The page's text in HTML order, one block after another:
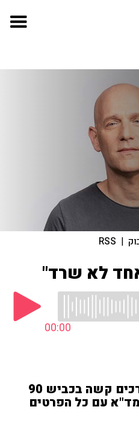
|
RSS
לא שרד"
00:00
דיווח ראשוני: תאונת דרכים קשה בכביש 90
עם כל הפרטים